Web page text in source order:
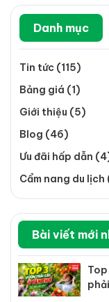
Danh mục
Tin tức (115)
Bảng giá (1)
Giới thiệu (5)
Blog (46)
Ưu đãi hấp dẫn
Cẩm nang du lịch
Bài viết mới